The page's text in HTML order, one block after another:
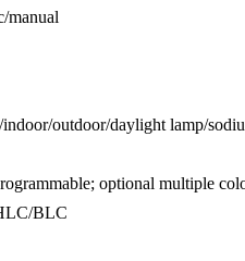
manual
outdoor/daylight lamp/
optional multiple
BLC